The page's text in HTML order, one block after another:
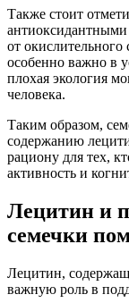
Также стоит
антиоксидантными
от окислительного
особенно важно в
плохая экология
человека.
Таким образом,
содержанию
рациону для тех,
активность и
Лецитин и
семечки
Лецитин,
важную роль в